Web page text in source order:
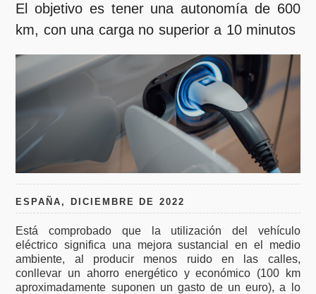
El objetivo es tener una autonomía de 600
km, con una carga no superior a 10 minutos
ESPAÑA, DICIEMBRE DE 2022
Está comprobado que la utilización del vehículo
eléctrico significa una mejora sustancial en el medio
ambiente, al producir menos ruido en las calles,
conllevar un ahorro energético y económico (100 km
aproximadamente suponen un gasto de un euro), a lo